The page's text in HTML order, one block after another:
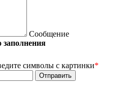
Сообщение
заполнения
символы с картинки*